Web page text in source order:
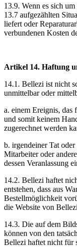
13.9. Wenn es sich
13.7 aufgezählten
liefert oder
verbundenen Kosten
Artikel 14. Haftung
14.1. Bellezi ist nicht
unmittelbar oder
a. einem Ereignis, das
und somit keinem
zugerechnet werden
b. irgendeiner Tat
Mitarbeiter oder
dessen Veranlassung
14.2. Bellezi haftet
entstehen, dass aus
Bestellmöglichkeit
die Website von
14.3. Die auf dem
können von den
Bellezi haftet nicht für